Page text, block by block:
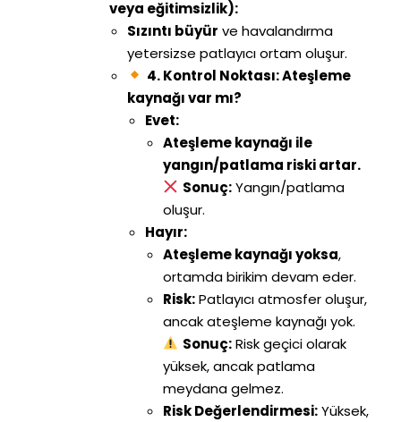
veya eğitimsizlik):
Sızıntı büyür ve havalandırma
yetersizse patlayıcı ortam oluşur.
4. Kontrol Noktası: Ateşleme
kaynağı var mı?
Evet:
Ateşleme kaynağı ile
yangın/patlama riski artar.
Sonuç:Yangın/patlama
oluşur.
Hayır:
Ateşleme kaynağı yoksa,
ortamda birikim devam eder.
Risk:Patlayıcı atmosfer oluşur,
ancak ateşleme kaynağı yok.
Sonuç:Risk geçici olarak
yüksek, ancak patlama
meydana gelmez.
Risk Değerlendirmesi:Yüksek,